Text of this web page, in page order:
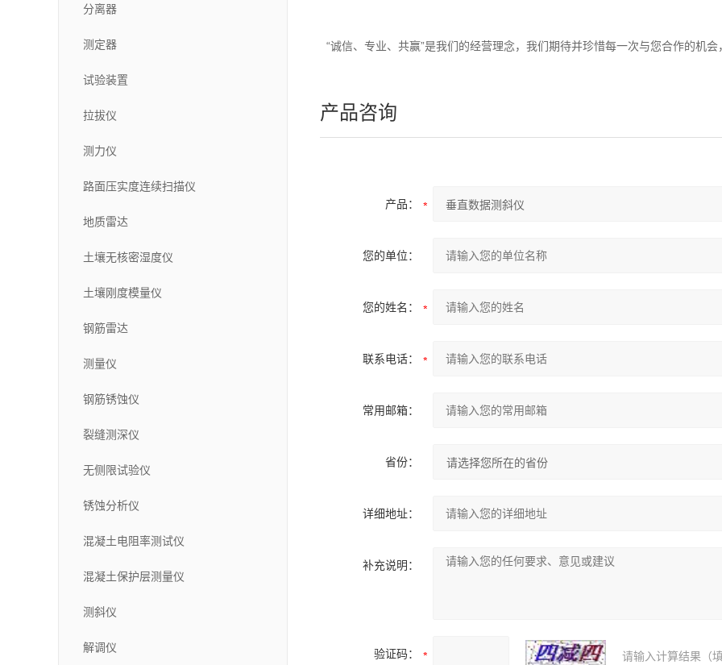
分离器
测定器
试验装置
拉拔仪
测力仪
路面压实度连续扫描仪
地质雷达
土壤无核密湿度仪
土壤刚度模量仪
钢筋雷达
测量仪
钢筋锈蚀仪
裂缝测深仪
无侧限试验仪
锈蚀分析仪
混凝土电阻率测试仪
混凝土保护层测量仪
测斜仪
解调仪
“诚信、专业、共赢”是我们的经营理念，我们期待并珍惜每一次与您合作的机
产品咨询
产品：
您的单位：
您的姓名：
联系电话：
常用邮箱：
省份：
详细地址：
补充说明：
验证码： 请输入计算结果（